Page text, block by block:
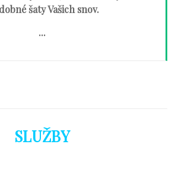
šaty Vašich snov.
...
SLUŽBY